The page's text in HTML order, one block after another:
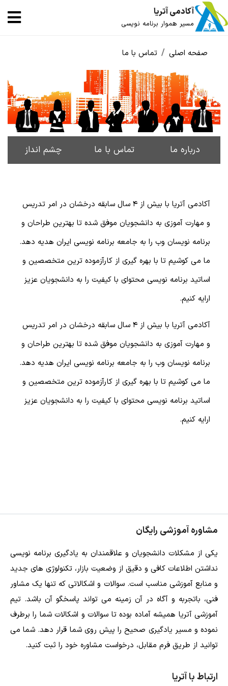
آکادمی آتریا
مسیر هموار برنامه نویسی
صفحه اصلی تماس با ما
درباره ما تماس با ما چشم انداز
آکادمی آتریا با بیش از 4 سال سابقه درخشان در امر تدریس
و مهارت آموزی به دانشجویان موفق شده تا بهترین طراحان و
برنامه نویسان وب را به جامعه برنامه نویسی ایران هدیه دهد.
ما می کوشیم تا با بهره گیری از کارآزموده ترین متخصصین و
اساتید برنامه نویسی محتوای با کیفیت را به دانشجویان عزیز
ارايه کنیم.
آکادمی آتریا با بیش از 4 سال سابقه درخشان در امر تدریس
و مهارت آموزی به دانشجویان موفق شده تا بهترین طراحان و
برنامه نویسان وب را به جامعه برنامه نویسی ایران هدیه دهد.
ما می کوشیم تا با بهره گیری از کارآزموده ترین متخصصین و
اساتید برنامه نویسی محتوای با کیفیت را به دانشجویان عزیز
ارايه کنیم.
مشاوره آموزشی رایگان
یکی از مشکلات دانشجویان و علاقمندان به یادگیری برنامه نویسی
نداشتن اطلاعات کافی و دقیق از وضعیت بازار، تکنولوژی های جدید
و منابع آموزشی مناسب است. سوالات و اشکالاتی که تنها یک مشاور
فنی، باتجربه و آگاه در آن زمینه می تواند پاسخگو آن باشد. تیم
آموزشی آتریا همیشه آماده بوده تا سوالات و اشکالات شما را برطرف
نموده و مسیر یادگیری صحیح را پیش روی شما قرار دهد. شما می
توانید از طریق فرم مقابل، درخواست مشاوره خود را ثبت کنید.
ارتباط با آتریا